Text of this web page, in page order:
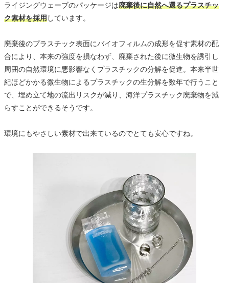
ライジングウェーブのパッケージは廃棄後に自然へ還るプラスチッ
ク素材を採用しています。
廃棄後のプラスチック表面にバイオフィルムの成形を促す素材の配
合により、本来の強度を損なわず、廃棄された後に微生物を誘引し
周囲の自然環境に悪影響なくプラスチックの分解を促進。本来半世
紀ほどかかる微生物によるプラスチックの生分解を数年で行うこと
で、埋め立て地の流出リスクが減り、海洋プラスチック廃棄物を減
らすことができるそうです。
環境にもやさしい素材で出来ているのでとても安心ですね。